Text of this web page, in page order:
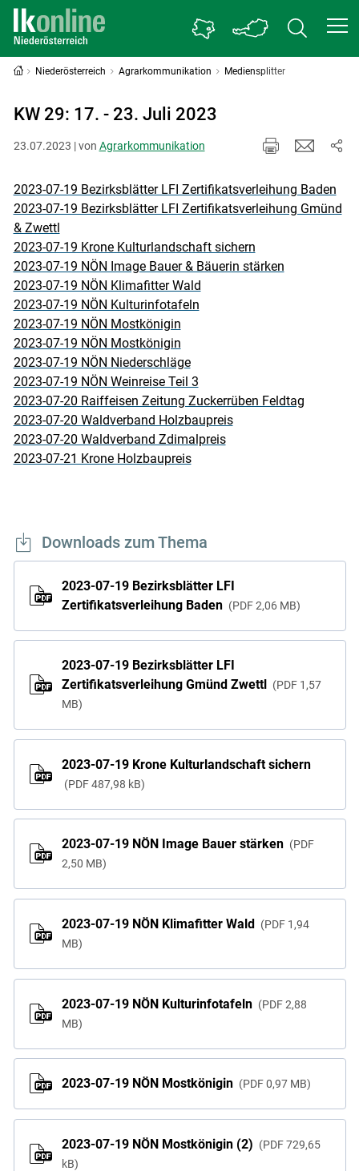
Skip to main content
Niederösterreich Agrarkommunikation Mediensplitter
KW 29: 17. - 23. Juli 2023
23.07.2023 | von Agrarkommunikation
2023-07-19 Bezirksblätter LFI Zertifikatsverleihung Baden
2023-07-19 Bezirksblätter LFI Zertifikatsverleihung Gmünd
& Zwettl
2023-07-19 Krone Kulturlandschaft sichern
2023-07-19 NÖN Image Bauer & Bäuerin stärken
2023-07-19 NÖN Klimafitter Wald
2023-07-19 NÖN Kulturinfotafeln
2023-07-19 NÖN Mostkönigin
2023-07-19 NÖN Mostkönigin
2023-07-19 NÖN Niederschläge
2023-07-19 NÖN Weinreise Teil 3
2023-07-20 Raiffeisen Zeitung Zuckerrüben Feldtag
2023-07-20 Waldverband Holzbaupreis
2023-07-20 Waldverband Zdimalpreis
2023-07-21 Krone Holzbaupreis
Downloads zum Thema
2023-07-19 Bezirksblätter LFI
Zertifikatsverleihung Baden
PDF 2,06 MB
2023-07-19 Bezirksblätter LFI
Zertifikatsverleihung Gmünd Zwettl
PDF 1,57
MB
2023-07-19 Krone Kulturlandschaft sichern
PDF 487,98 kB
2023-07-19 NÖN Image Bauer stärken
PDF
2,50 MB
2023-07-19 NÖN Klimafitter Wald PDF 1,94
MB
2023-07-19 NÖN Kulturinfotafeln PDF 2,88
MB
2023-07-19 NÖN Mostkönigin PDF 0,97 MB
2023-07-19 NÖN Mostkönigin (2) PDF 729,65
kB